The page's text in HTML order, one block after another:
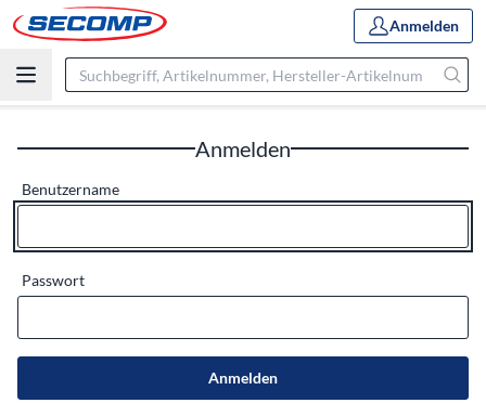
Anmelden
Anmelden
Benutzername
Passwort
Anmelden